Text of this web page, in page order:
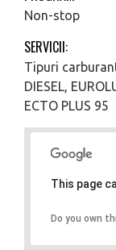
Non-stop
SERVICII:
Tipuri
DIESEL,
ECTO PLUS 95
This page
Do you own